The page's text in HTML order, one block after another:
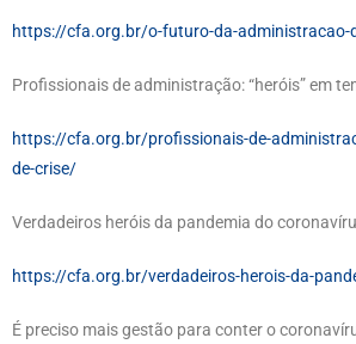
https://cfa.org.br/o-futuro-da-administracao-
Profissionais de administração: “heróis” em
https://cfa.org.br/profissionais-de-
de-crise/
Verdadeiros heróis da pandemia do
https://cfa.org.br/verdadeiros-herois-da-
É preciso mais gestão para conter o